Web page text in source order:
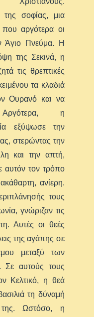
της σοφίας, μια
αργότερα οι
Άγιο Πνεύμα. Η
της Σεκινά, η
τις θρεπτικές
τα κλαδιά
Ουρανό και να
η
εξύψωσε την
στερώντας την
και την απτή,
αυτόν τον τρόπο
ανίερη.
τους
γνώριζαν τις
Αυτές οι θεές
της αγάπης σε
μεταξύ των
Σε αυτούς τους
Κελτικό, η θεά
τη δύναμή
Ωστόσο, η